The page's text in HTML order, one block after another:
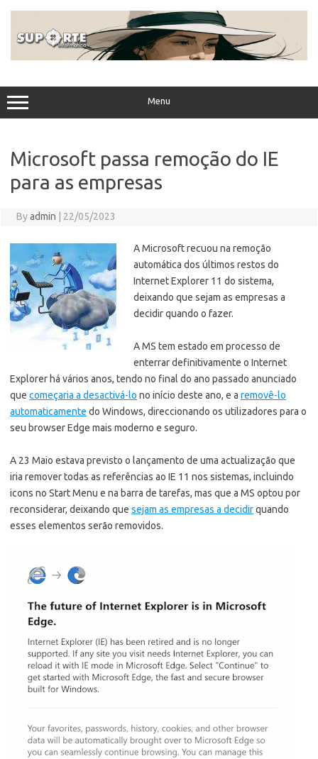
Menu
Microsoft passa remoção do IE
para as empresas
Byadmin 22/05/2023
A Microsoft recuou na remoção
automática dos últimos restos do
Internet Explorer 11 do sistema,
deixando que sejam as empresas a
decidir quando o fazer.
A MS tem estado em processo de
enterrar definitivamente o Internet
Explorer há vários anos, tendo no final do ano passado anunciado
que começaria a desactivá-lo no início deste ano, e a removê-lo
automaticamente do Windows, direccionando os utilizadores para o
seu browser Edge mais moderno e seguro.
A 23 Maio estava previsto o lançamento de uma actualização que
iria remover todas as referências ao IE 11 nos sistemas, incluindo
icons no Start Menu e na barra de tarefas, mas que a MS optou por
reconsiderar, deixando que sejam as empresas a decidirquando
esses elementos serão removidos.